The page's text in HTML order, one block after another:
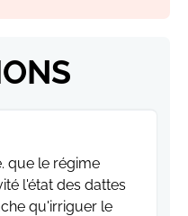
que le régime
l'état des dattes
qu'irriguer le